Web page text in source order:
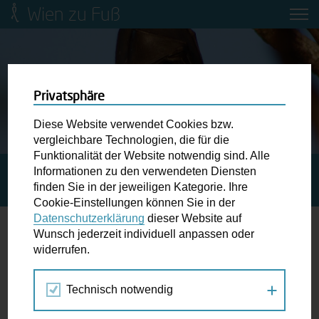
Wien zu Fuß
Mobilitätsbildung für Kinder und
Ringstraße-Neugestaltung
Wiener Fußwegekarte
Newsletter abonnieren
Wunschbox
der Ampel ...
STARTSEITE SPAZIERGANG KALENDER
FLEDERMAUS-
NACHT WÄHRING
27.
SEP
2017
Privatsphäre
Diese Website verwendet Cookies bzw.
vergleichbare Technologien, die für die
Funktionalität der Website notwendig sind. Alle
Informationen zu den verwendeten Diensten
finden Sie in der jeweiligen Kategorie. Ihre
Cookie-Einstellungen können Sie in der
Datenschutzerklärung dieser Website auf
Wunsch jederzeit individuell anpassen oder
widerrufen.
Technisch notwendig